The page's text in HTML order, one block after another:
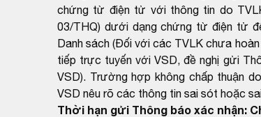
chứng từ điện tử với thông tin do
03/THQ) dưới dạng chứng từ điện tử
Danh sách (Đối với các TVLK chưa
tiếp trực tuyến với VSD, đề nghị gửi
VSD). Trường hợp không chấp thuận
VSD nêu rõ các thông tin sai sót hoặc
Thời hạn gửi Thông báo xác nhận: